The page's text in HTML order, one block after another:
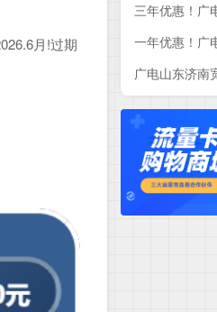
月!过期